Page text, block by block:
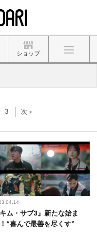
ショップ
3 次＞
キム・サブ3』新たな始ま
“喜んで最善を尽くす”